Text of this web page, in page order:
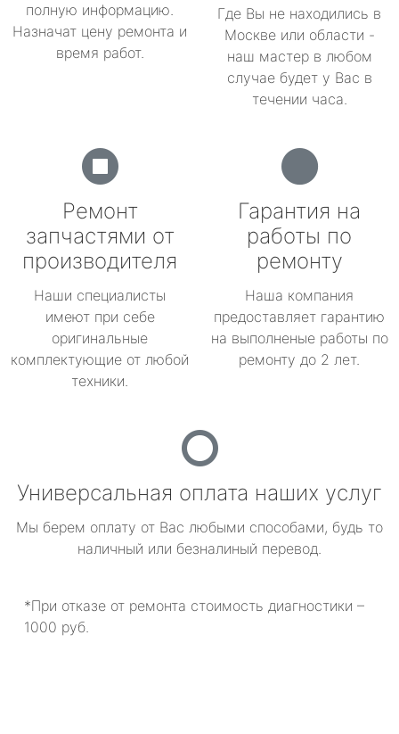
полную информацию.
Назначат цену ремонта и
время работ.
Где Вы не находились в
Москве или области -
наш мастер в любом
случае будет у Вас в
течении часа.
Ремонт
запчастями от
производителя
Наши специалисты
имеют при себе
оригинальные
комплектующие от любой
техники.
Гарантия на
работы по
ремонту
Наша компания
предоставляет гарантию
на выполненые работы по
ремонту до 2 лет.
Универсальная оплата наших услуг
Мы берем оплату от Вас любыми способами, будь то
наличный или безналиный перевод.
*При отказе от ремонта стоимость диагностики –
1000 руб.